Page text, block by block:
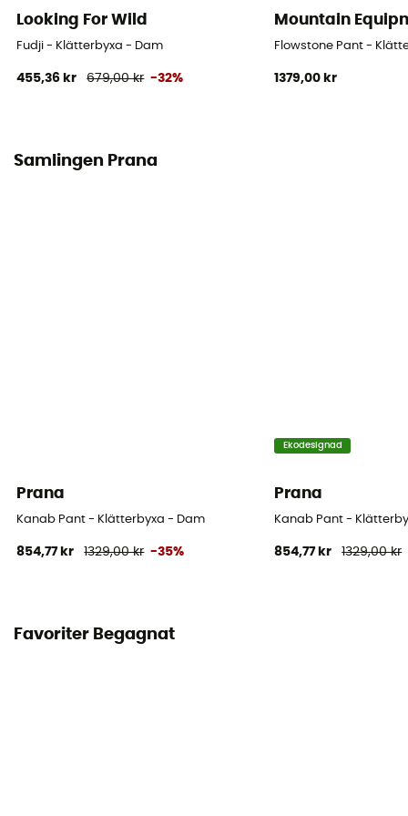
Looking For Wild
Fudji - Klätterbyxa - Dam
455,36 kr 679,00 kr -32%
Mountain
Flowstone Pant -
1379,00 kr
Samlingen Prana
Prana
Kanab Pant - Klätterbyxa - Dam
854,77 kr 1329,00 kr -35%
Ekodesignad
Prana
Kanab Pant -
854,77 kr 1329,00 kr
Favoriter Begagnat